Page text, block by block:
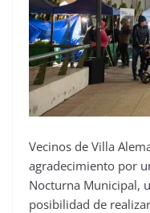
Vecinos de Villa
agradecimiento por
Nocturna Municipal,
posibilidad de